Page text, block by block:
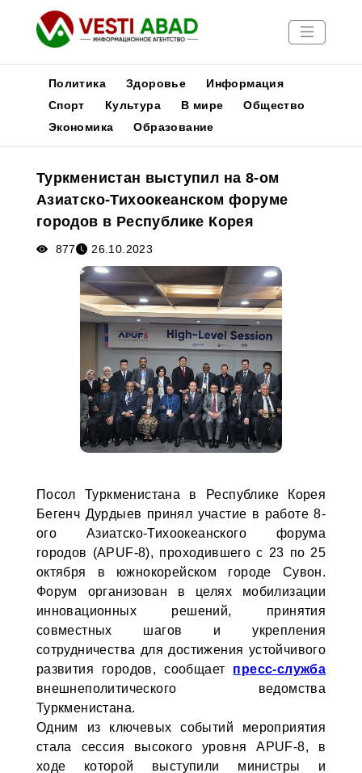
Новости
Медиа
Афиша
Политика Здоровье
Информация
Спорт
Культура В мире
Общество
Экономика
Образование
Туркменистан выступил на 8-ом
Азиатско-Тихоокеанском форуме
городов в Республике Корея
877 26.10.2023
Посол Туркменистана в Республике Корея
Бегенч Дурдыев принял участие в работе 8-
ого Азиатско-Тихоокеанского форума
городов (APUF-8), проходившего с 23 по 25
октября в южнокорейском городе Сувон.
Форум организован в целях мобилизации
инновационных решений, принятия
совместных шагов и укрепления
сотрудничества для достижения устойчивого
развития городов, сообщает пресс-служба
внешнеполитического ведомства
Туркменистана.
Одним из ключевых событий мероприятия
стала сессия высокого уровня APUF-8, в
ходе которой выступили министры и